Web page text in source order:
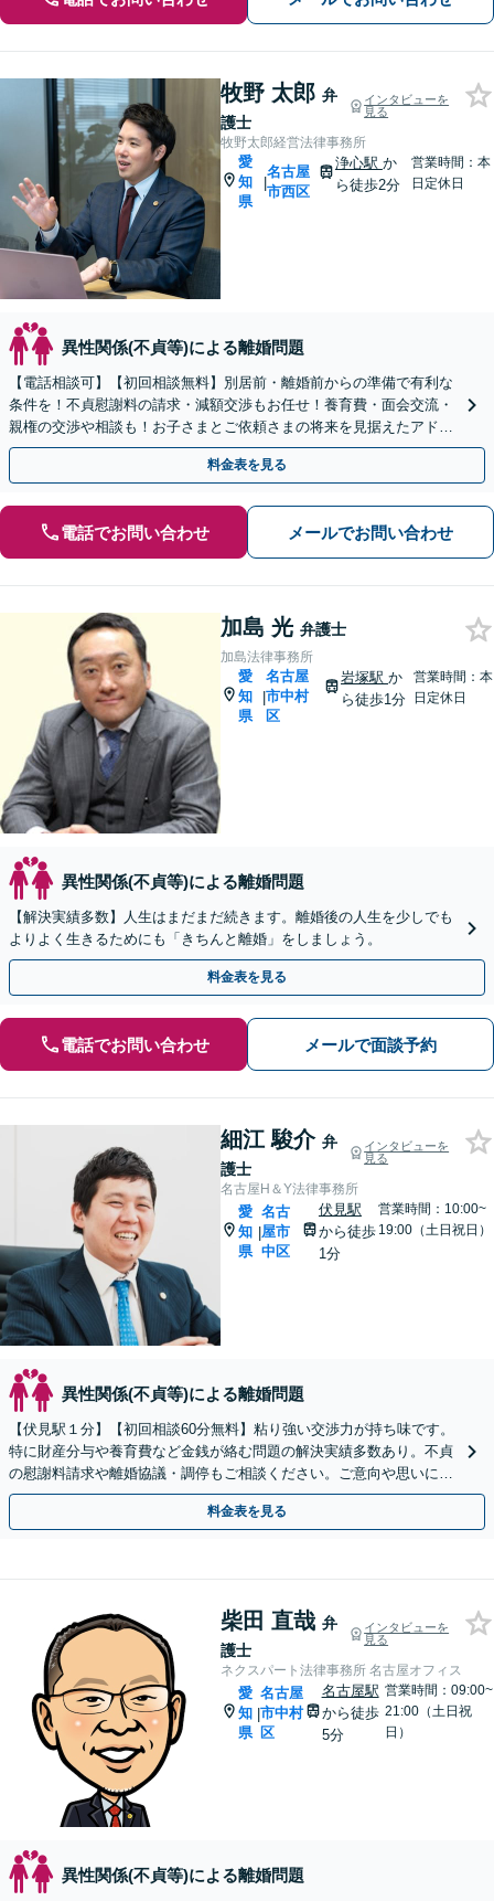
牧野 太郎 弁
護士
インタビューを
見る
牧野太郎経営法律事務所
愛
知
県
|
名古屋
市西区
浄心駅 か
ら徒歩2分
営業時間：本
日定休日
異性関係(不貞等)による離婚問題
【電話相談可】【初回相談無料】別居前・離婚前からの準備で有利な
条件を！不貞慰謝料の請求・減額交渉もお任せ！養育費・面会交流・
親権の交渉や相談も！お子さまとご依頼さまの将来を見据えたアドバ
イス！【完全個室】【浄心駅2分】【子連れ相談可】
料金表を見る
電話でお問い合わせ メールでお問い合わせ
加島 光 弁護士
加島法律事務所
愛
知
県
|
名古屋
市中村
区
岩塚駅 か
ら徒歩1分
営業時間：本
日定休日
異性関係(不貞等)による離婚問題
【解決実績多数】人生はまだまだ続きます。離婚後の人生を少しでも
よりよく生きるためにも「きちんと離婚」をしましょう。
料金表を見る
電話でお問い合わせ メールで面談予約
細江 駿介 弁
護士
インタビューを
見る
名古屋H＆Y法律事務所
愛
知
県
|
名古
屋市
中区
伏見駅
から徒歩
1分
営業時間：10:00~
19:00（土日祝日）
異性関係(不貞等)による離婚問題
【伏見駅１分】【初回相談60分無料】粘り強い交渉力が持ち味です。
特に財産分与や養育費など金銭が絡む問題の解決実績多数あり。不貞
の慰謝料請求や離婚協議・調停もご相談ください。ご意向や思いに寄
り添いながら、最善の解決を目指します【土日祝相談可】
料金表を見る
柴田 直哉 弁
護士
インタビューを
見る
ネクスパート法律事務所 名古屋オフィス
愛
知
県
|
名古屋
市中村
区
名古屋駅
から徒歩
5分
営業時間：09:00~
21:00（土日祝
日）
異性関係(不貞等)による離婚問題